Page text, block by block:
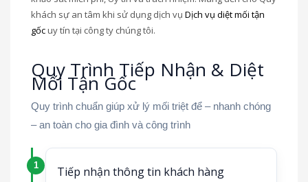
khách sự an tâm khi sử dụng dịch vụ Dịch vụ diệt mối tận
gốcuy tín tại công ty chúng tôi.
Quy Trình Tiếp Nhận & Diệt
Mối Tận Gốc
Quy trình chuẩn giúp xử lý mối triệt để – nhanh chóng
– an toàn cho gia đình và công trình
Tiếp nhận thông tin khách hàng